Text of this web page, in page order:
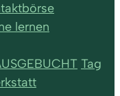
lernen
Tag